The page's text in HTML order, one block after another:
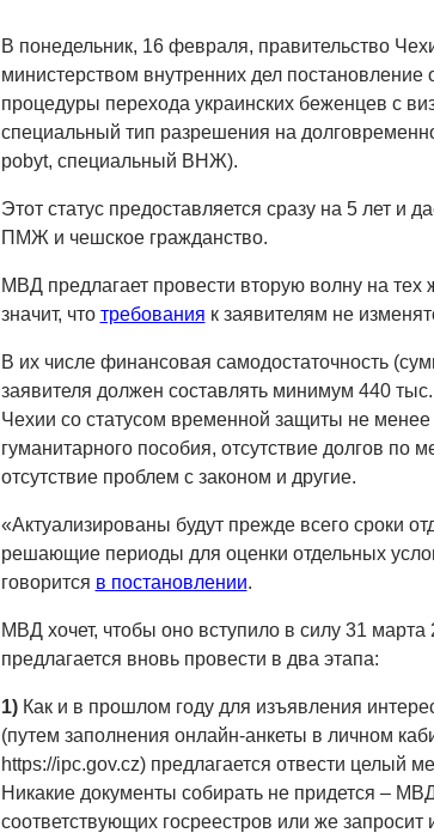
В понедельник, 16 февраля, правительство
министерством внутренних дел
процедуры перехода украинских беженцев с
специальный тип разрешения на
pobyt, специальный ВНЖ).
Этот статус предоставляется сразу на 5 лет и
ПМЖ и чешское гражданство.
МВД предлагает провести вторую волну на тех
значит, что требования к заявителям не
В их числе финансовая самодостаточность
заявителя должен составлять минимум 440
Чехии со статусом временной защиты не менее
гуманитарного пособия, отсутствие долгов по
отсутствие проблем с законом и другие.
«Актуализированы будут прежде всего сроки
решающие периоды для оценки отдельных
говорится в постановлении.
МВД хочет, чтобы оно вступило в силу 31
предлагается вновь провести в два этапа:
1)Как и в прошлом году для изъявления
(путем заполнения онлайн-анкеты в личном
https://ipc.gov.cz) предлагается отвести целый
Никакие документы собирать не придется –
соответствующих госреестров или же